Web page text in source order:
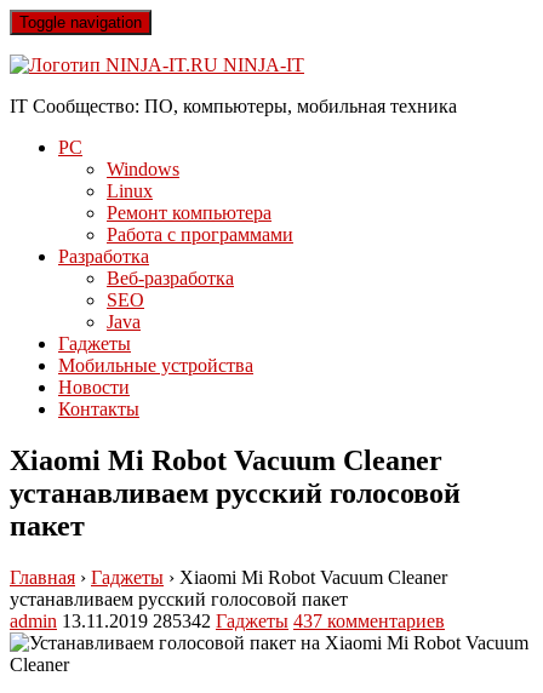
Toggle navigation
NINJA-IT
IT Сообщество: ПО, компьютеры, мобильная техника
PC
Windows
Linux
Ремонт компьютера
Работа с программами
Разработка
Веб-разработка
SEO
Java
Гаджеты
Мобильные устройства
Новости
Контакты
Xiaomi Mi Robot Vacuum Cleaner
устанавливаем русский голосовой
пакет
Главная › Гаджеты › Xiaomi Mi Robot Vacuum Cleaner
устанавливаем русский голосовой пакет
admin 13.11.2019 285342 Гаджеты 437 комментариев